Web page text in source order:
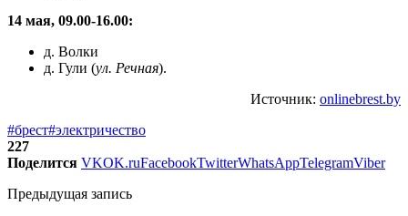
14 мая, 09.00-16.00:
д. Волки
д. Гули (ул. Речная).
Источник: onlinebrest.by
#брест#электричество
227
Поделится VKOK.ruFacebookTwitterWhatsAppTelegramViber
Предыдущая запись